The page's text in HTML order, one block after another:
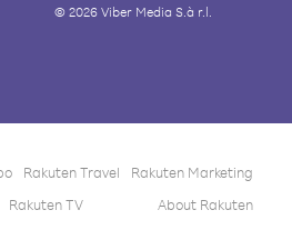
© 2026Viber Media S.à r.l.
Rakuten Travel
Rakuten Marketing
Rakuten TV About Rakuten